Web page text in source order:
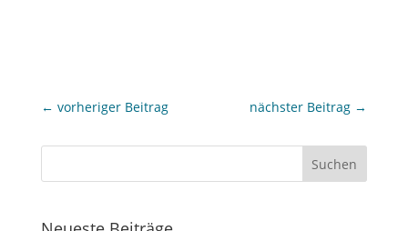
← vorheriger Beitrag nächster Beitrag →